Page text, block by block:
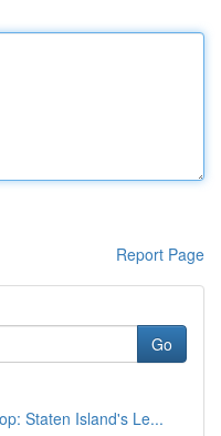
Report Page
Go
Staten Island's Le...